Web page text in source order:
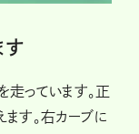
す
っています。正
す。右カーブに